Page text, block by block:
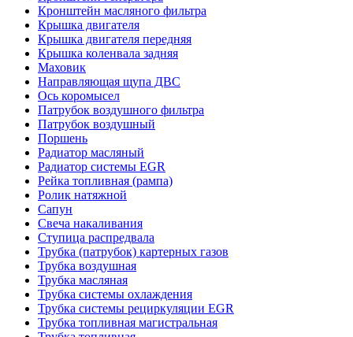
Кронштейн масляного фильтра
Крышка двигателя
Крышка двигателя передняя
Крышка коленвала задняя
Маховик
Направляющая щупа ДВС
Ось коромысел
Патрубок воздушного фильтра
Патрубок воздушный
Поршень
Радиатор масляный
Радиатор системы EGR
Рейка топливная (рампа)
Ролик натяжной
Сапун
Свеча накаливания
Ступица распредвала
Трубка (патрубок) картерных газов
Трубка воздушная
Трубка масляная
Трубка системы охлаждения
Трубка системы рециркуляции EGR
Трубка топливная магистральная